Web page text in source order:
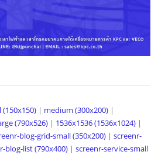
| medium (300x200) |
(790x526) | 1536x1536 (1536x1024) |
blog-grid-small (350x200) |screenr-
blog-list (790x400) |screenr-service-small